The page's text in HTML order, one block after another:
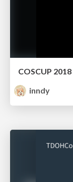
inndy